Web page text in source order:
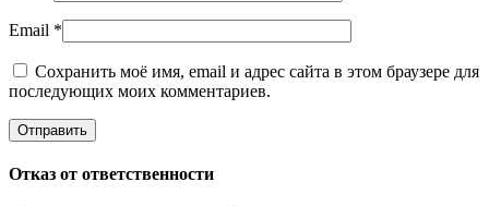
Email *
Сохранить моё имя, email и адрес сайта в этом браузере для
последующих моих комментариев.
Отказ от ответственности